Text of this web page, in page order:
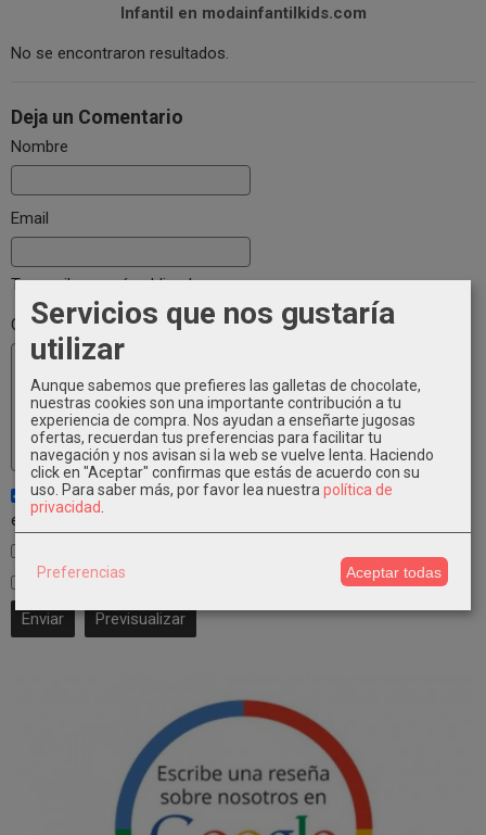
Infantil en modainfantilkids.com
No se encontraron resultados.
Deja un Comentario
Nombre
Email
Tu email no será publicado
Comentario
Notificarme de los próximos comentarios de este artículo vía
email
He leído y acepto el
Servicios que nos gustaría
utilizar
Aunque sabemos que prefieres las galletas de chocolate,
nuestras cookies son una importante contribución a tu
experiencia de compra. Nos ayudan a enseñarte jugosas
ofertas, recuerdan tus preferencias para facilitar tu
navegación y nos avisan si la web se vuelve lenta. Haciendo
click en "Aceptar" confirmas que estás de acuerdo con su
uso. Para saber más, por favor lea nuestra política de
privacidad
Preferencias Aceptar todas